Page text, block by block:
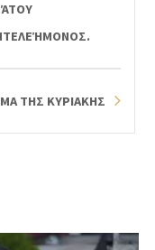
ΤΗΣ ΚΥΡΙΑΚΗΣ